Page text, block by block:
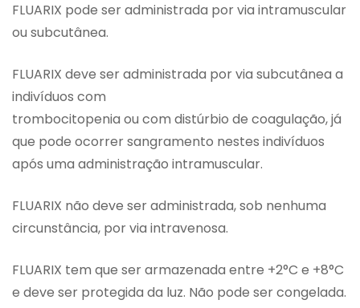
FLUARIX pode ser administrada por via intramuscular
ou subcutânea.
FLUARIX deve ser administrada por via subcutânea a
indivíduos com
trombocitopenia ou com distúrbio de coagulação, já
que pode ocorrer sangramento nestes indivíduos
após uma administração intramuscular.
FLUARIX não deve ser administrada, sob nenhuma
circunstância, por via intravenosa.
FLUARIX tem que ser armazenada entre +2°C e +8°C
e deve ser protegida da luz. Não pode ser congelada.